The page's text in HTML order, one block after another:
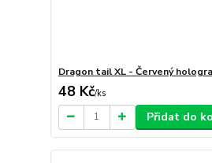
Dragon tail XL - Červený
48 Kč/ks
Přidat do